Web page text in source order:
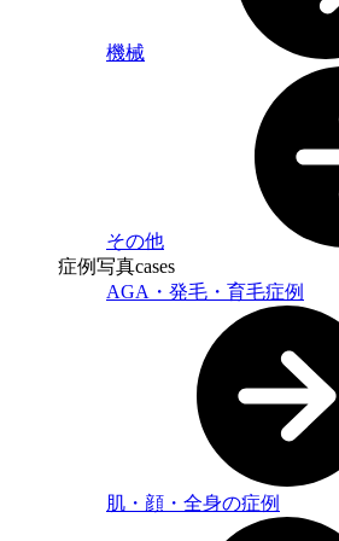
機械
その他
症例写真cases
AGA・発毛・育毛症例
肌・顔・全身の症例